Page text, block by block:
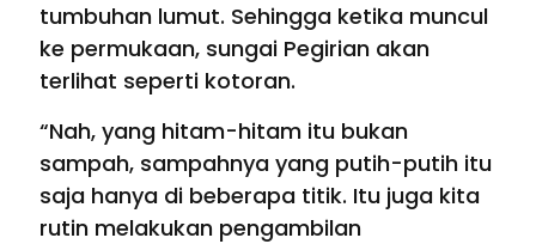
tumbuhan lumut. Sehingga ketika muncul
ke permukaan, sungai Pegirian akan
terlihat seperti kotoran.
“Nah, yang hitam-hitam itu bukan
sampah, sampahnya yang putih-putih itu
saja hanya di beberapa titik. Itu juga kita
rutin melakukan pengambilan